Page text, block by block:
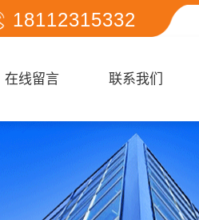
18112315332
在线留言 联系我们